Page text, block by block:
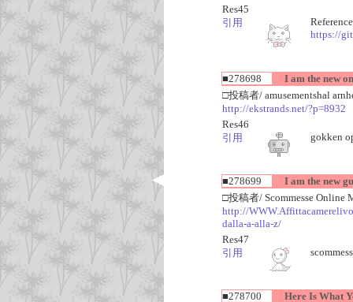
Res45
引用
https://
■278698
I am the new
□投稿者/ amusementshal
http://ekstrands.net/?p=8932
Res46
引用
gokken
■278699
I am the new
□投稿者/ Scommesse Online
http://
dalla-a-alla-z/
Res47
引用
■278700
Here Is What